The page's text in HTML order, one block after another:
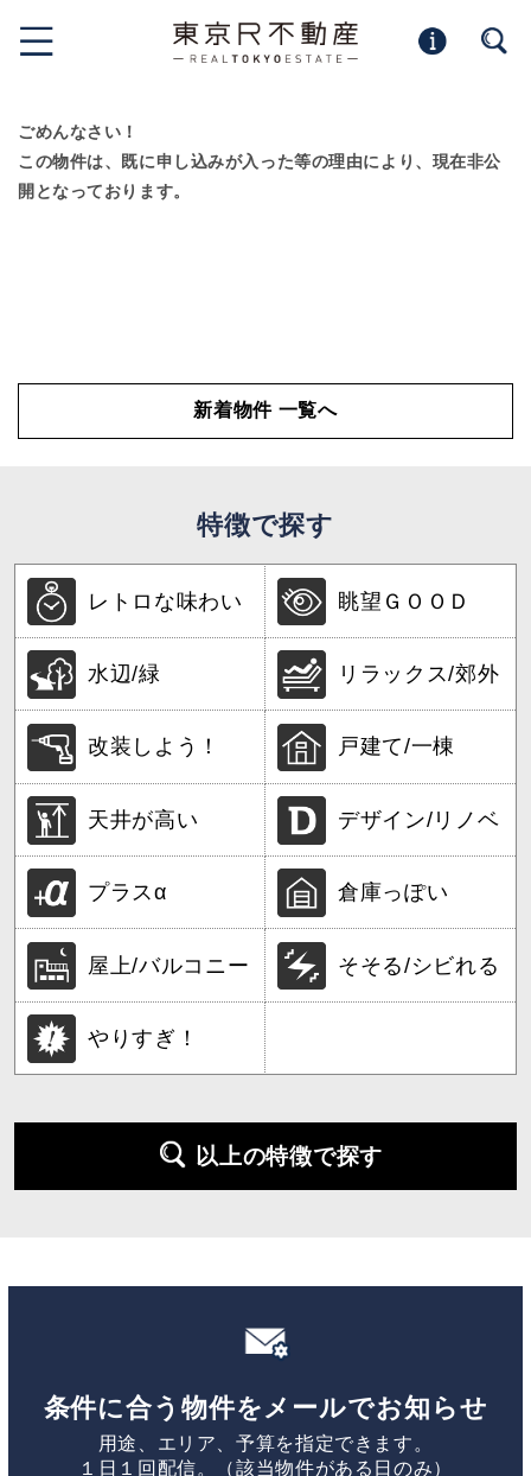
ごめんなさい！
この物件は、既に申し込みが入った等の理由により、現在非公
開となっております。
新着物件 一覧へ
特徴で探す
レトロな味わい 眺望ＧＯＯＤ
水辺/緑 リラックス/郊外
改装しよう！ 戸建て/一棟
天井が高い デザイン/リノベ
プラスα 倉庫っぽい
屋上/バルコニー そそる/シビれる
やりすぎ！
以上の特徴で探す
条件に合う物件をメールでお知らせ
用途、エリア、予算を指定できます。
１日１回配信。（該当物件がある日のみ）